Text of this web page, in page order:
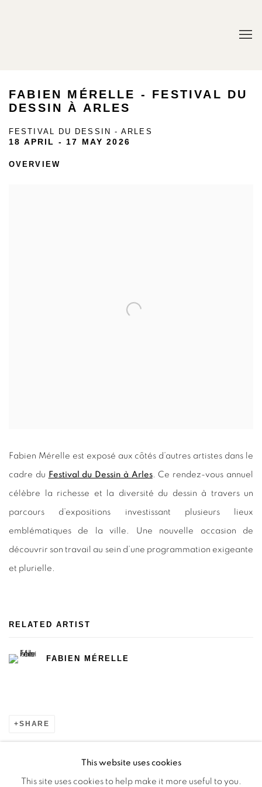
FABIEN MÉRELLE - FESTIVAL DU
DESSIN À ARLES
FESTIVAL DU DESSIN - ARLES
18 APRIL - 17 MAY 2026
OVERVIEW
Fabien Mérelle est exposé aux côtés d’autres artistes dans le
cadre du Festival du Dessin à Arles. Ce rendez-vous annuel
célèbre la richesse et la diversité du dessin à travers un
parcours d’expositions investissant plusieurs lieux
emblématiques de la ville. Une nouvelle occasion de
découvrir son travail au sein d’une programmation exigeante
et plurielle.
RELATED ARTIST
FABIEN MÉRELLE
SHARE
This website uses cookies
This site uses cookies to help make it more useful to you.